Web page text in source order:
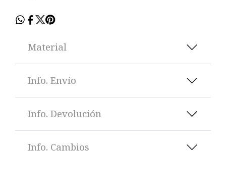
Material
Info. Envío
Info. Devolución
Info. Cambios